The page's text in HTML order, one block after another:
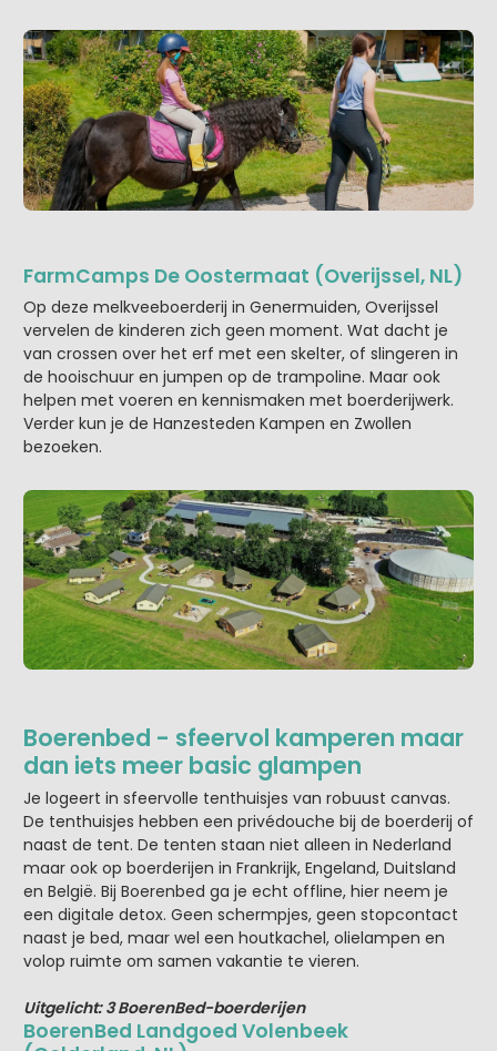
FarmCamps De Oostermaat (Overijssel, NL)
Op deze melkveeboerderij in Genermuiden, Overijssel
vervelen de kinderen zich geen moment. Wat dacht je
van crossen over het erf met een skelter, of slingeren in
de hooischuur en jumpen op de trampoline. Maar ook
helpen met voeren en kennismaken met boerderijwerk.
Verder kun je de Hanzesteden Kampen en Zwollen
bezoeken.
Boerenbed - sfeervol kamperen maar
dan iets meer basic glampen
Je logeert in sfeervolle tenthuisjes van robuust canvas.
De tenthuisjes hebben een privédouche bij de boerderij of
naast de tent. De tenten staan niet alleen in Nederland
maar ook op boerderijen in Frankrijk, Engeland, Duitsland
en België. Bij Boerenbed ga je echt offline, hier neem je
een digitale detox. Geen schermpjes, geen stopcontact
naast je bed, maar wel een houtkachel, olielampen en
volop ruimte om samen vakantie te vieren.
Uitgelicht: 3 BoerenBed-boerderijen
BoerenBed Landgoed Volenbeek